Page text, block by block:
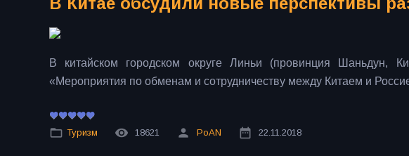
В китайском городском округе Линьи (провинция
«Мероприятия по обменам и сотрудничеству между Китаем и
Туризм 18621 PoAN 22.11.2018